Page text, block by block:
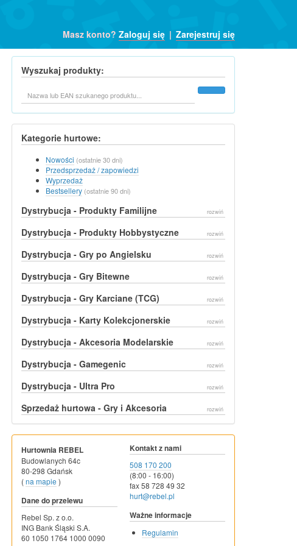
Masz konto? Zaloguj się | Zarejestruj się
Wyszukaj produkty:
Kategorie hurtowe:
Nowości (ostatnie 30 dni)
Przedsprzedaż / zapowiedzi
Wyprzedaż
Bestsellery (ostatnie 90 dni)
Dystrybucja - Produkty Familijne rozwiń
Dystrybucja - Produkty Hobbystyczne rozwiń
Dystrybucja - Gry po Angielsku rozwiń
Dystrybucja - Gry Bitewne rozwiń
Dystrybucja - Gry Karciane (TCG) rozwiń
Dystrybucja - Karty Kolekcjonerskie rozwiń
Dystrybucja - Akcesoria Modelarskie rozwiń
Dystrybucja - Gamegenic rozwiń
Dystrybucja - Ultra Pro rozwiń
Sprzedaż hurtowa - Gry i Akcesoria rozwiń
Hurtownia REBEL
Budowlanych 64c
80-298 Gdańsk
(na mapie )
Dane do przelewu
Rebel Sp. z o.o.
ING Bank Śląski S.A.
60 1050 1764 1000 0090
Kontakt z nami
508 170 200
(8:00 - 16:00)
fax 58 728 49 32
hurt@rebel.pl
Ważne informacje
Regulamin